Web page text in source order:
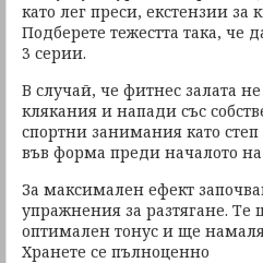
като лег преси, екстензии за
Подберете тежестта така, че
3 серии.
В случай, че фитнес залата
клякания и напади със
спортни занимания като
във форма преди началото
За максимален ефект
упражнения за разтягане.
оптимален тонус и ще
Хранете се пълноценно